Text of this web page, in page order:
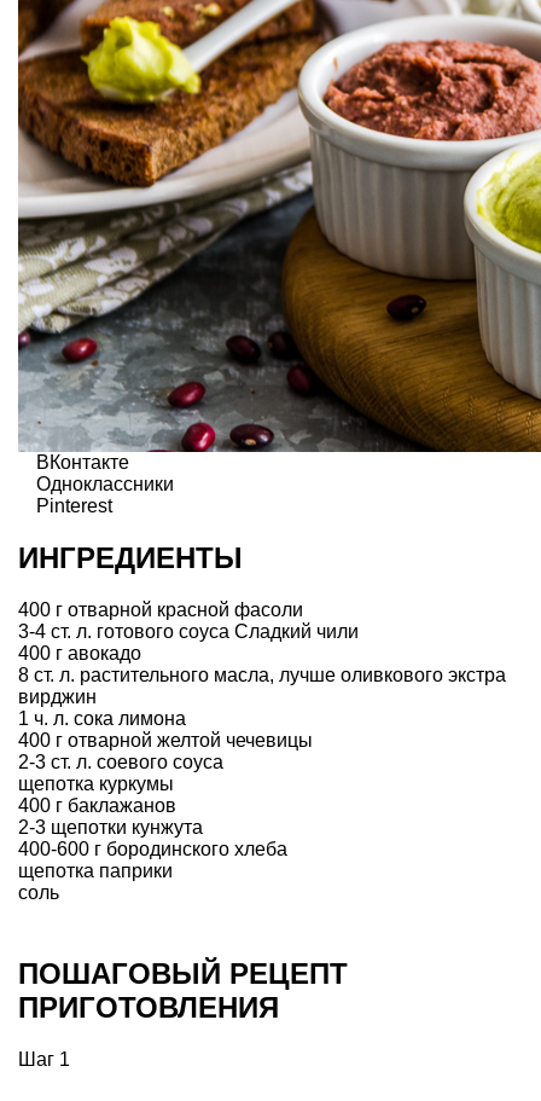
ВКонтакте
Одноклассники
Pinterest
ИНГРЕДИЕНТЫ
400 г отварной красной фасоли
3-4 ст. л. готового соуса Сладкий чили
400 г авокадо
8 ст. л. растительного масла, лучше оливкового экстра
вирджин
1 ч. л. сока лимона
400 г отварной желтой чечевицы
2-3 ст. л. соевого соуса
щепотка куркумы
400 г баклажанов
2-3 щепотки кунжута
400-600 г бородинского хлеба
щепотка паприки
соль
ПОШАГОВЫЙ РЕЦЕПТ
ПРИГОТОВЛЕНИЯ
Шаг 1